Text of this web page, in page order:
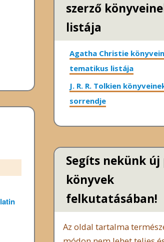
szerző
listája
Agatha Christie
tematikus listája
J. R. R. Tolkien
sorrendje
Segíts nekünk új
könyvek
felkutatásában!
Az oldal tartalma